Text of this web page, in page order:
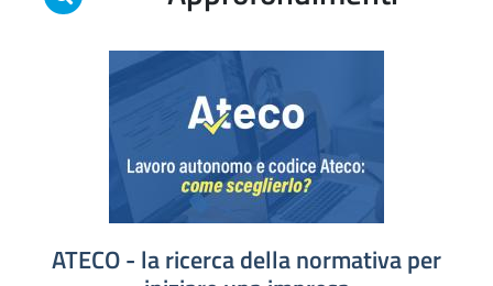
ATECO - la ricerca della normativa per